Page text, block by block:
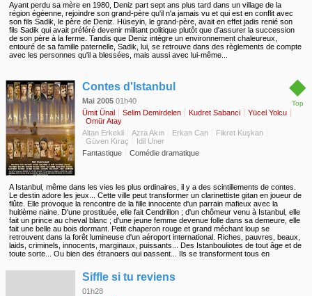
Ayant perdu sa mère en 1980, Deniz part sept ans plus tard dans un village de la
région égéenne, rejoindre son grand-père qu'il n'a jamais vu et qui est en conflit avec
son fils Sadik, le père de Deniz. Hüseyin, le grand-père, avait en effet jadis renié son
fils Sadik qui avait préféré devenir militant politique plutôt que d'assurer la succession
de son père à la ferme. Tandis que Deniz intègre un environnement chaleureux,
entouré de sa famille paternelle, Sadik, lui, se retrouve dans des règlements de compte
avec les personnes qu'il a blessées, mais aussi avec lui-même...
◆
Top
Contes d'Istanbul
Mai 2005 01h40
Ümit Ünal
Selim Demirdelen Kudret Sabanci
Yücel Yolcu
Omür Atay
Altan Erkekli
Azra Akın Erkan Can
Fikret Kuşkan
Güven Kıraç
Idil Uner
Fantastique
Comédie dramatique
A Istanbul, même dans les vies les plus ordinaires, il y a des scintillements de contes.
Le destin adore les jeux... Cette ville peut transformer un clarinettiste gitan en joueur de
flûte. Elle provoque la rencontre de la fille innocente d'un parrain mafieux avec la
huitième naine. D'une prostituée, elle fait Cendrillon ; d'un chômeur venu à Istanbul, elle
fait un prince au cheval blanc ; d'une jeune femme devenue folle dans sa demeure, elle
fait une belle au bois dormant. Petit chaperon rouge et grand méchant loup se
retrouvent dans la forêt lumineuse d'un aéroport international. Riches, pauvres, beaux,
laids, criminels, innocents, marginaux, puissants... Des Istanbouliotes de tout âge et de
toute sorte... Ou bien des étrangers qui passent... Ils se transforment tous en
Bosphore aux souterrains.
Siffle si tu reviens
01h28